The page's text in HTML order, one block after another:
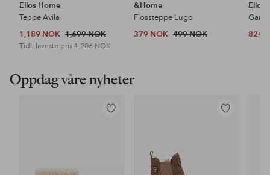
Ellos Home
Teppe Avila
1,189 NOK 1,699 NOK
Tidl. laveste pris 1,206 NOK
&Home
Flossteppe Lugo
379 NOK 499 NOK
Ellos
824
Oppdag våre nyheter
Legg
Legg